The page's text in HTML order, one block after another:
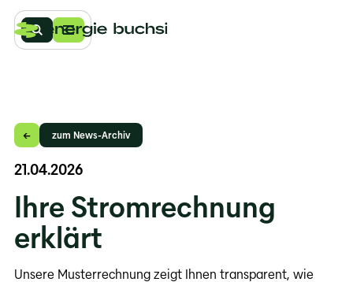
Angebot
Strom
Wasser
Über
uns
Unternehmen
zum News-Archiv
21.04.2026
Ihre Stromrechnung
erklärt
Unsere Musterrechnung zeigt Ihnen transparent, wie